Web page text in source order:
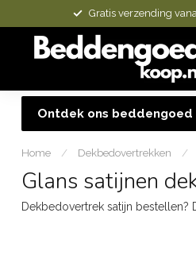
Gratis verzending
Ontdek ons beddengoed
Home / Dekbedovertrekken /
Glans satijnen
Dekbedovertrek satijn